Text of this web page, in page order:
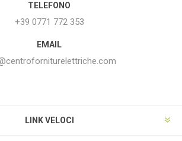
TELEFONO
+39 0771 772 353
EMAIL
LINK VELOCI